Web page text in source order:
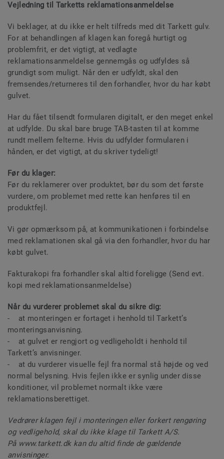
Vejledning til Tarketts reklamationsanmeldelse
Vi beklager, at du ikke er helt tilfreds med dit Tarkett gulv.
For at behandlingen af klagen kan foregå hurtigt og
problemfrit, er det vigtigt, at vedlagte
reklamationsanmeldelse gennemgås og udfyldes så
grundigt som muligt. Når den er udfyldt, skal den
fremsendes/returneres til den forhandler, hvor du har købt
gulvet.
Har du fået tilsendt formularen digitalt, er den meget enkel
at udfylde. Du skal bare bruge TAB-tasten til at komme
rundt mellem felterne. Hvis du udfylder formularen i
hånden, er det vigtigt, at du skriver tydeligt!
Før du klager:
Før du reklamerer over produktet, bør du som det første
vurdere, om problemet med rette kan henføres til en
produktfejl.
Vi gør opmærksom på, at kommunikationen i forbindelse
med reklamationen skal gå via den forhandler, hvor du har
købt gulvet.
Fakturakopi fra forhandler skal altid foreligge (Send evt.
kopi med reklamationsanmeldelse)
Når du vurderer problemet skal du sikre dig:
- at monteringen er fortaget i henhold til Tarkett’s
monteringsanvisning.
- at gulvet er rengjort og vedligeholdt i henhold til
Tarkett’s anvisninger.
- at du vurderer visuelle fejl fra normal stå højde og ved
normal belysning. Hvis fejlen ikke er synlig under disse
konditioner, vil problemet normalt ikke være
reklamationsberettiget.
Vedrører klagen fejl i monteringen eller forkert rengøring
og vedligehold, skal du ikke klage til Tarkett A/S.
På www.tarkett.dk kan du altid finde de gældende
anvisninger.